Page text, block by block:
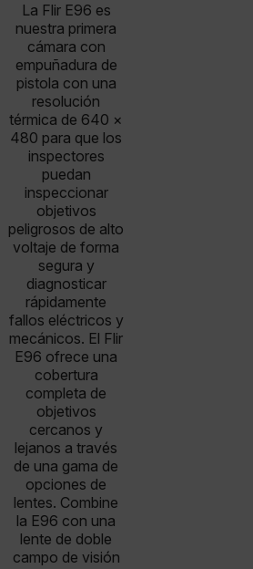
La Flir E96 es
nuestra primera
cámara con
empuñadura de
pistola con una
resolución
térmica de 640 ×
480 para que los
inspectores
puedan
inspeccionar
objetivos
peligrosos de alto
voltaje de forma
segura y
diagnosticar
rápidamente
fallos eléctricos y
mecánicos. El Flir
E96 ofrece una
cobertura
completa de
objetivos
cercanos y
lejanos a través
de una gama de
opciones de
lentes. Combine
la E96 con una
lente de doble
campo de visión